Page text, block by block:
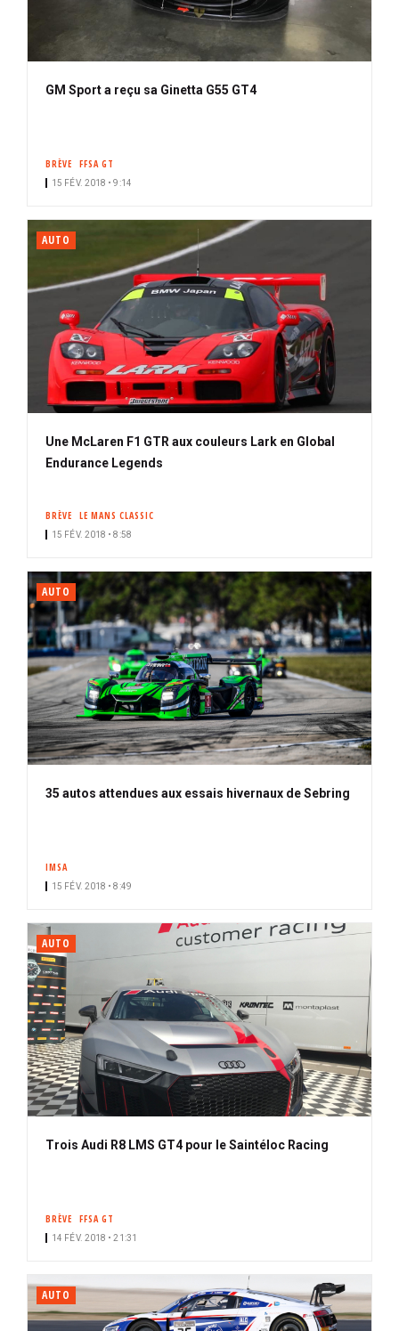
GM Sport a reçu sa Ginetta G55 GT4
BRÈVE FFSA GT
15 FÉV. 2018 • 9:14
AUTO
Une McLaren F1 GTR aux couleurs Lark en Global
Endurance Legends
BRÈVE LE MANS CLASSIC
15 FÉV. 2018 • 8:58
AUTO
35 autos attendues aux essais hivernaux de Sebring
IMSA
15 FÉV. 2018 • 8:49
AUTO
Trois Audi R8 LMS GT4 pour le Saintéloc Racing
BRÈVE FFSA GT
14 FÉV. 2018 • 21:31
AUTO